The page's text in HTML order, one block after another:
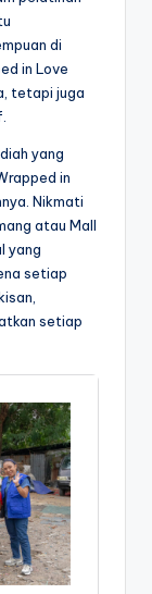
di
in Love
tetapi juga
yang
in
Nikmati
atau Mall
yang
setiap
setiap